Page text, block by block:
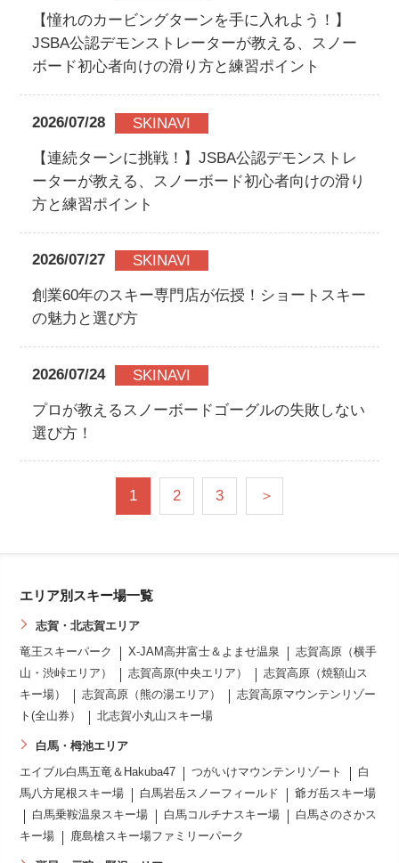
【憧れのカービングターンを手に入れよう！】
JSBA公認デモンストレーターが教える、スノー
ボード初心者向けの滑り方と練習ポイント
2026/07/28 SKINAVI
【連続ターンに挑戦！】JSBA公認デモンストレ
ーターが教える、スノーボード初心者向けの滑り
方と練習ポイント
2026/07/27 SKINAVI
創業60年のスキー専門店が伝授！ショートスキー
の魅力と選び方
2026/07/24 SKINAVI
プロが教えるスノーボードゴーグルの失敗しない
選び方！
1 2 3 ＞
エリア別スキー場一覧
志賀・北志賀エリア
竜王スキーパーク X-JAM高井富士＆よませ温泉
志賀高原（横手
山・渋峠エリア）
志賀高原(中央エリア）
志賀高原（焼額山ス
キー場）
志賀高原（熊の湯エリア）
志賀高原マウンテンリゾー
ト(全山券）
北志賀小丸山スキー場
白馬・栂池エリア
エイブル白馬五竜＆Hakuba47 つがいけマウンテンリゾート
白
馬八方尾根スキー場
白馬岩岳スノーフィールド
爺ガ岳スキー場
白馬乗鞍温泉スキー場
白馬コルチナスキー場
白馬さのさかス
キー場
鹿島槍スキー場ファミリーパーク